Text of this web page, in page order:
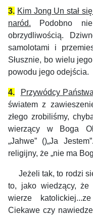
3. Kim Jong Un stał
naród. Podobno
obrzydliwością.
samolotami i
Słusznie, bo wielu
powodu jego odejścia.
4. Przywódcy
światem z
złego zrobiliśmy,
wierzący w Boga
„Jahwe” ()„Ja
religijny, że „nie ma
Jeżeli tak, to rodzi
to, jako wiedzący,
wierze
Ciekawe czy